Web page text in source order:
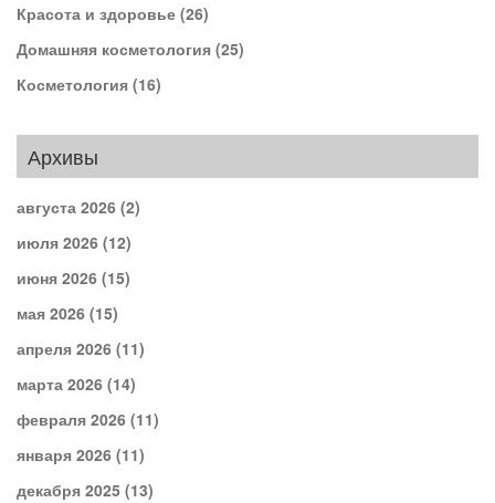
Красота и здоровье (26)
Домашняя косметология (25)
Косметология (16)
Архивы
августа 2026 (2)
июля 2026 (12)
июня 2026 (15)
мая 2026 (15)
апреля 2026 (11)
марта 2026 (14)
февраля 2026 (11)
января 2026 (11)
декабря 2025 (13)